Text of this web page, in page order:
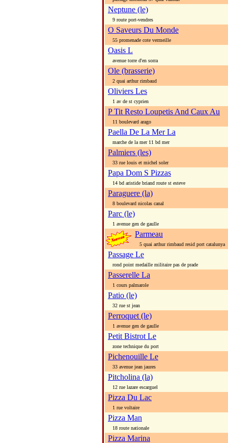
Neptune (le)
9 route port-vendres
O Saveurs Du Monde
55 promenade cote vermeille
Oasis L
avenue torre d'en sorra
Ole (brasserie)
2 quai arthur rimbaud
Oliviers Les
1 av de st cyprien
P Tit Resto Loupetis And Caux Au
11 boulevard arago
Paella De La Mer La
marche de la mer 11 bd mer
Palmiers (les)
33 rue louis et michel soler
Papa Dom S Pizzas
14 bd aristide briand route st esteve
Paraguere (la)
8 boulevard nicolas canal
Parc (le)
1 avenue gen de gaulle
Parmeau
5 quai arthur rimbaud resid port catalunya
Passage Le
rond point medaille militaire pas de prade
Passerelle La
1 cours palmarole
Patio (le)
32 rue st jean
Perroquet (le)
1 avenue gen de gaulle
Petit Bistrot Le
zone technique du port
Pichenouille Le
33 avenue jean jaures
Pitcholina (la)
12 rue lazare escarguel
Pizza Du Lac
1 rue voltaire
Pizza Man
18 route nationale
Pizza Marina